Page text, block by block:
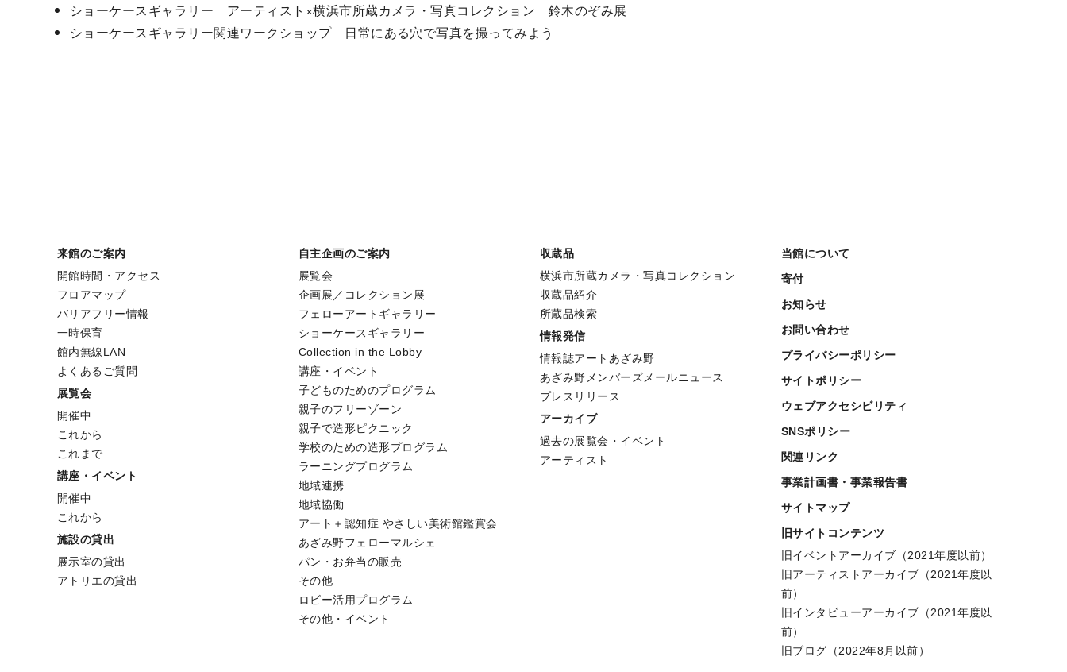
ショーケースギャラリー アーティスト×横浜市所蔵カメラ・写真コレクション 鈴木のぞみ展
ショーケースギャラリー関連ワークショップ 日常にある穴で写真を撮ってみよう
来館のご案内
開館時間・アクセス
フロアマップ
バリアフリー情報
一時保育
館内無線LAN
よくあるご質問
展覧会
開催中
これから
これまで
講座・イベント
開催中
これから
施設の貸出
展示室の貸出
アトリエの貸出
自主企画のご案内
展覧会
企画展／コレクション展
フェローアートギャラリー
ショーケースギャラリー
Collection in the Lobby
講座・イベント
子どものためのプログラム
親子のフリーゾーン
親子で造形ピクニック
学校のための造形プログラム
ラーニングプログラム
地域連携
地域協働
アート＋認知症 やさしい美術館鑑賞会
あざみ野フェローマルシェ
パン・お弁当の販売
その他
ロビー活用プログラム
その他・イベント
収蔵品
横浜市所蔵カメラ・写真コレクション
収蔵品紹介
所蔵品検索
情報発信
情報誌アートあざみ野
あざみ野メンバーズメールニュース
プレスリリース
アーカイブ
過去の展覧会・イベント
アーティスト
当館について
寄付
お知らせ
お問い合わせ
プライバシーポリシー
サイトポリシー
ウェブアクセシビリティ
SNSポリシー
関連リンク
事業計画書・事業報告書
サイトマップ
旧サイトコンテンツ
旧イベントアーカイブ（2021年度以前）
旧アーティストアーカイブ（2021年度以
前）
旧インタビューアーカイブ（2021年度以
前）
旧ブログ（2022年8月以前）